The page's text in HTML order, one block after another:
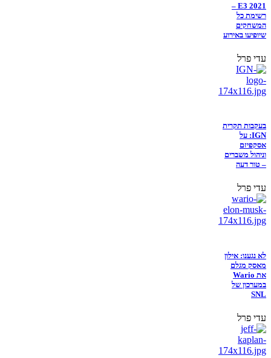
E3 2021 –
רשימת כל
המשחקים
שיופיעו באירוע
עדי פרל
בעקבות תקרית
IGN: על
אסקפיזם
וניהול משברים
– טור דעה
עדי פרל
לא נגענו: אילון
מאסק מגלם
את Wario
במערכון של
SNL
עדי פרל